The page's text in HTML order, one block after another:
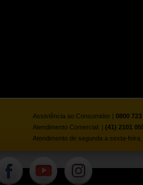
Assistência ao Consumidor | 0800
Atendimento Comercial: | (41) 2101
Atendimento de segunda a sexta-